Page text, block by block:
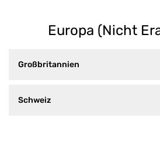
Europa ​(Nicht
Großbritannien
Schweiz